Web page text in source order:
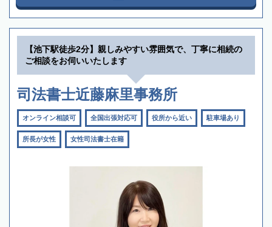
【池下駅徒歩2分】親しみやすい雰囲気で、丁寧に相続の
ご相談をお伺いいたします
司法書士近藤麻里事務所
オンライン相談可 全国出張対応可 役所から近い 駐車場あり
所長が女性 女性司法書士在籍